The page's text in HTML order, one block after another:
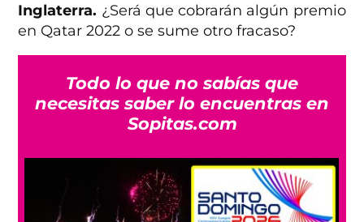
Inglaterra. ¿Será que cobrarán algún premio
en Qatar 2022 o se sume otro fracaso?
Todo lo que no sabías que
necesitas saber lo encuentras en
Sopitas.com